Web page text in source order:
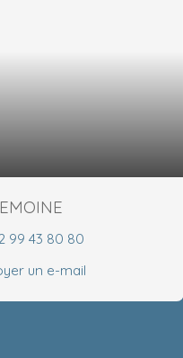
99 43 80 80
un e-mail